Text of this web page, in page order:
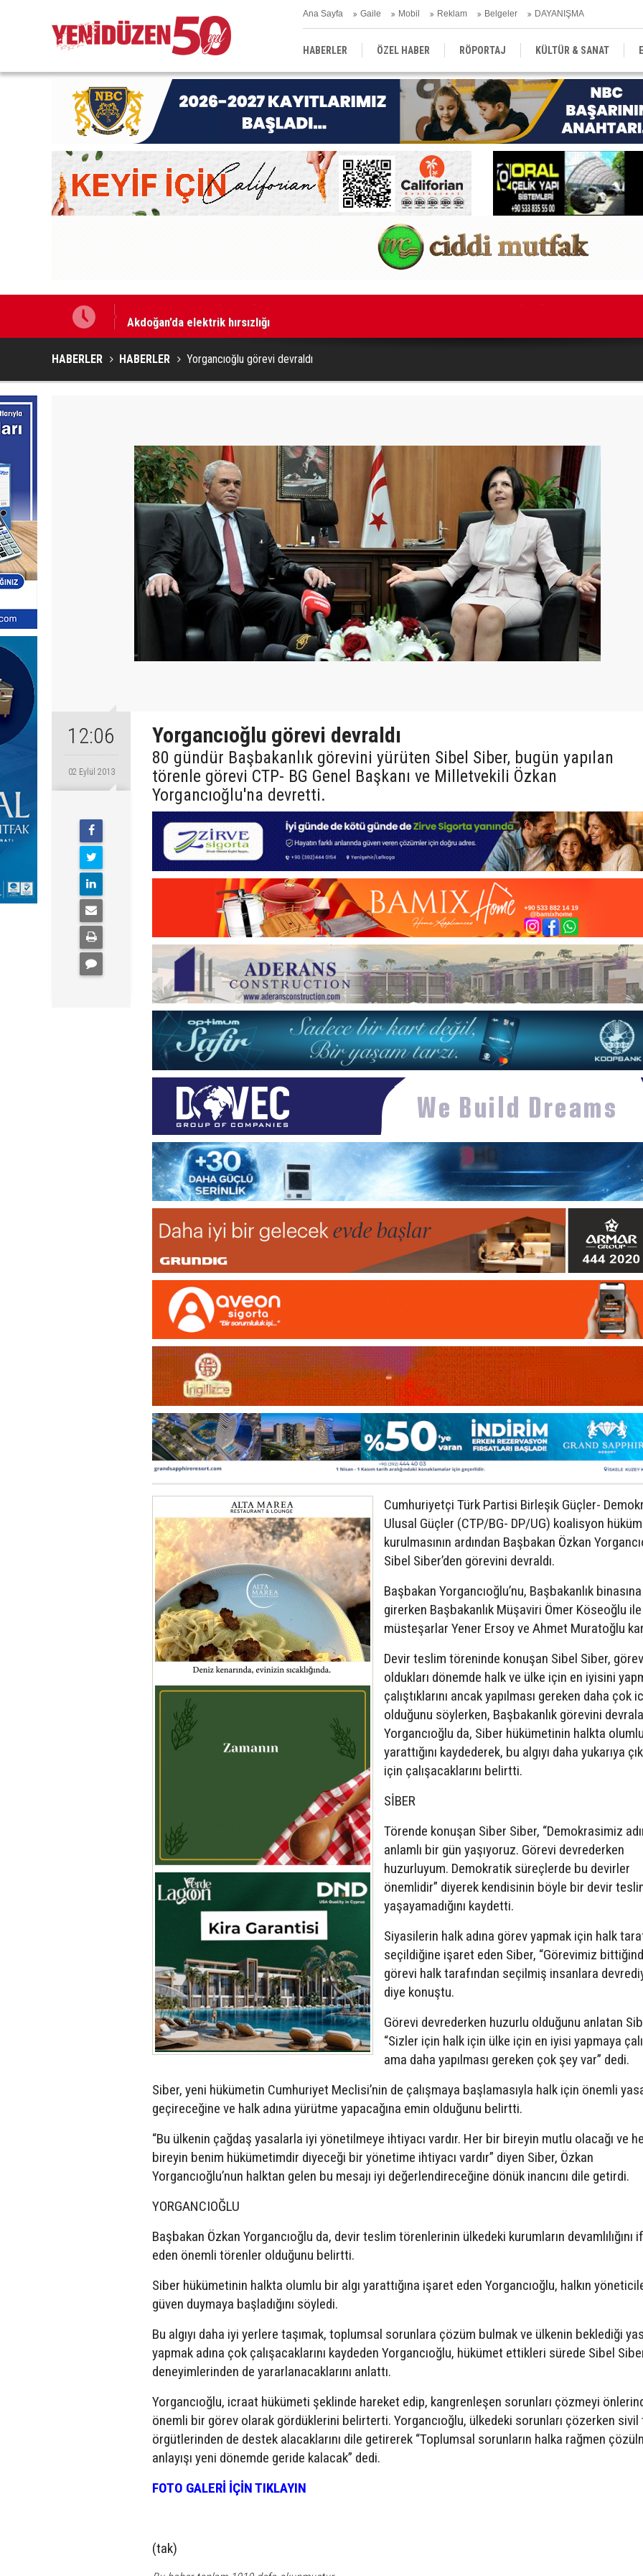
Ana Sayfa Gaile Mobil Reklam Belgeler DAYANIŞMA
HABERLER ÖZEL HABER RÖPORTAJ KÜLTÜR & SANAT
EĞİTİM YEREL YÖNETİM DERGİLER SEKTÖR
Akdoğan’da elektrik hırsızlığı
HABERLER HABERLER Yorgancıoğlu görevi devraldı
12:06
02 Eylül 2013
Yorgancıoğlu görevi devraldı
80 gündür Başbakanlık görevini yürüten Sibel Siber, bugün yapılan
törenle görevi CTP- BG Genel Başkanı ve Milletvekili Özkan
Yorgancıoğlu'na devretti.
Cumhuriyetçi Türk Partisi Birleşik Güçler-
Ulusal Güçler (CTP/BG- DP/UG) koalisyon
kurulmasının ardından Başbakan Özkan
Sibel Siber’den görevini devraldı.
Başbakan Yorgancıoğlu’nu, Başbakanlık binasına
girerken Başbakanlık Müşaviri Ömer Köseoğlu ile
müsteşarlar Yener Ersoy ve Ahmet Muratoğlu
Devir teslim töreninde konuşan Sibel Siber,
oldukları dönemde halk ve ülke için en iyisini
çalıştıklarını ancak yapılması gereken daha çok
olduğunu söylerken, Başbakanlık görevini
Yorgancıoğlu da, Siber hükümetinin halkta
yarattığını kaydederek, bu algıyı daha yukarıya
için çalışacaklarını belirtti.
SİBER
Törende konuşan Siber Siber, “Demokrasimiz
anlamlı bir gün yaşıyoruz. Görevi devrederken
huzurluyum. Demokratik süreçlerde bu devirler
önemlidir” diyerek kendisinin böyle bir devir
yaşayamadığını kaydetti.
Siyasilerin halk adına görev yapmak için halk
seçildiğine işaret eden Siber, “Görevimiz
görevi halk tarafından seçilmiş insanlara
diye konuştu.
Görevi devrederken huzurlu olduğunu anlatan
“Sizler için halk için ülke için en iyisi yapmaya
ama daha yapılması gereken çok şey var” dedi.
Siber, yeni hükümetin Cumhuriyet Meclisi’nin de çalışmaya başlamasıyla halk için önemli
geçireceğine ve halk adına yürütme yapacağına emin olduğunu belirtti.
“Bu ülkenin çağdaş yasalarla iyi yönetilmeye ihtiyacı vardır. Her bir bireyin mutlu olacağı ve
bireyin benim hükümetimdir diyeceği bir yönetime ihtiyacı vardır” diyen Siber, Özkan
Yorgancıoğlu’nun halktan gelen bu mesajı iyi değerlendireceğine dönük inancını dile getirdi.
YORGANCIOĞLU
Başbakan Özkan Yorgancıoğlu da, devir teslim törenlerinin ülkedeki kurumların devamlılığını
eden önemli törenler olduğunu belirtti.
Siber hükümetinin halkta olumlu bir algı yarattığına işaret eden Yorgancıoğlu, halkın
güven duymaya başladığını söyledi.
Bu algıyı daha iyi yerlere taşımak, toplumsal sorunlara çözüm bulmak ve ülkenin beklediği
yapmak adına çok çalışacaklarını kaydeden Yorgancıoğlu, hükümet ettikleri sürede Sibel
deneyimlerinden de yararlanacaklarını anlattı.
Yorgancıoğlu, icraat hükümeti şeklinde hareket edip, kangrenleşen sorunları çözmeyi
önemli bir görev olarak gördüklerini belirterti. Yorgancıoğlu, ülkedeki sorunları çözerken sivil
örgütlerinden de destek alacaklarını dile getirerek “Toplumsal sorunların halka rağmen
anlayışı yeni dönemde geride kalacak” dedi.
FOTO GALERİ İÇİN TIKLAYIN
(tak)